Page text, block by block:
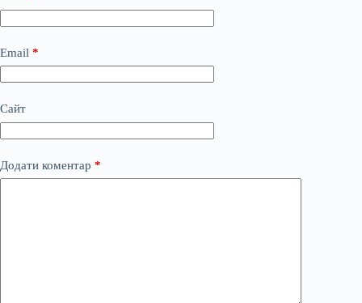
Email *
Сайт
Додати коментар *